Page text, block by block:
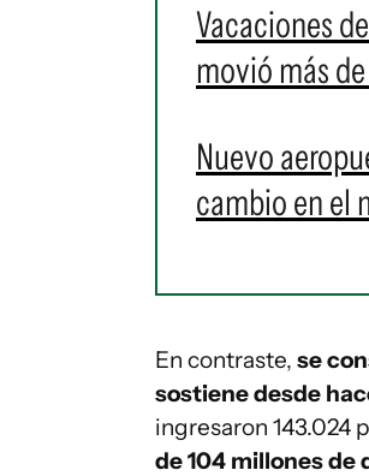
Vacaciones
movió más
Nuevo
cambio en el
En contraste, se
sostiene desde
ingresaron 143.024
de 104 millones de